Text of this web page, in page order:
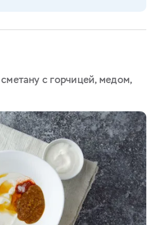
с горчицей, медом,